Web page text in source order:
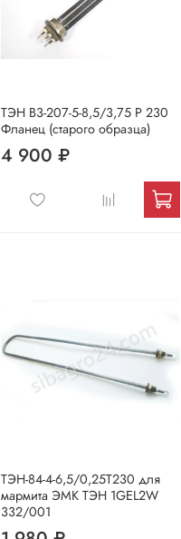
ТЭН В3-207-5-8,5/3,75 Р 230
Фланец (старого образца)
4 900 ₽
ТЭН-84-4-6,5/0,25Т230 для
мармита ЭМК ТЭН 1GEL2W
332/001